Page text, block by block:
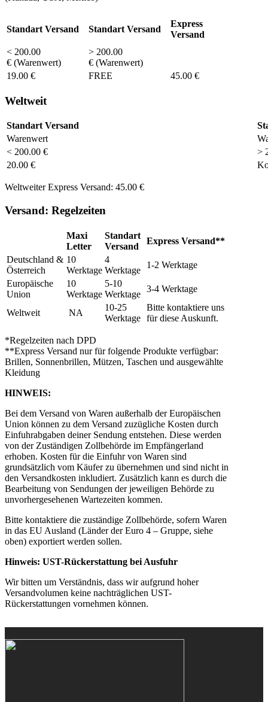
Standart Versand Standart Versand
Express
Versand
< 200.00
€ (Warenwert)
> 200.00
€ (Warenwert)
19.00 €
FREE 45.00 €
Weltweit
Standart Versand
Warenwert
< 200.00 €
>
20.00 €
Weltweiter Express Versand: 45.00 €
Versand: Regelzeiten
Maxi
Letter
Standart
Versand
Express Versand**
Deutschland &
Österreich
10
Werktage
4
Werktage
1-2 Werktage
Europäische
Union
10
Werktage
5-10
Werktage
3-4 Werktage
Weltweit NA
10-25
Werktage
Bitte kontaktiere uns
für diese Auskunft.
*Regelzeiten nach DPD
**Express Versand nur für folgende Produkte verfügbar:
Brillen, Sonnenbrillen, Mützen, Taschen und ausgewählte
Kleidung
HINWEIS:
Bei dem Versand von Waren außerhalb der Europäischen
Union können zu dem Versand zuzügliche Kosten durch
Einfuhrabgaben deiner Sendung entstehen. Diese werden
von der Zuständigen Zollbehörde im Empfängerland
erhoben. Kosten für die Einfuhr von Waren sind
grundsätzlich vom Käufer zu übernehmen und sind nicht in
den Versandkosten inkludiert. Zusätzlich kann es durch die
Bearbeitung von Sendungen der jeweiligen Behörde zu
unvorhergesehenen Wartezeiten kommen.
Bitte kontaktiere die zuständige Zollbehörde, sofern Waren
in das EU Ausland (Länder der Euro 4 – Gruppe, siehe
oben) exportiert werden sollen.
Hinweis: UST-Rückerstattung bei Ausfuhr
Wir bitten um Verständnis, dass wir aufgrund hoher
Versandvolumen keine nachträglichen UST-
Rückerstattungen vornehmen können.